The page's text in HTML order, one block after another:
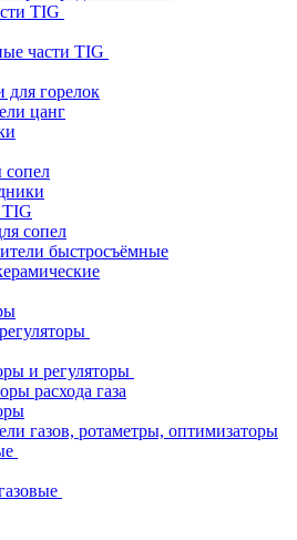
TIG
части TIG
для горелок
цанг
сопел
быстросъёмные
и регуляторы
расхода газа
газов, ротаметры, оптимизаторы